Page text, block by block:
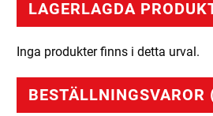
LAGERLAGDA
Inga produkter finns i detta urval.
BESTÄLLNINGSVAROR